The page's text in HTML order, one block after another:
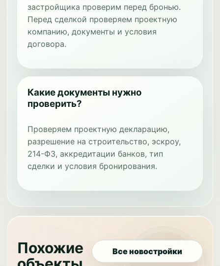
застройщика проверим перед бронью.
Перед сделкой проверяем проектную
компанию, документы и условия
договора.
Какие документы нужно
проверить?
Проверяем проектную декларацию,
разрешение на строительство, эскроу,
214-ФЗ, аккредитации банков, тип
сделки и условия бронирования.
Похожие
Все новостройки